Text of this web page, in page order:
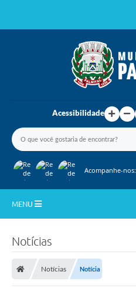
Acessibilidade
Acompanhe-nos:
MENU
Notícias
Notícias Notícia